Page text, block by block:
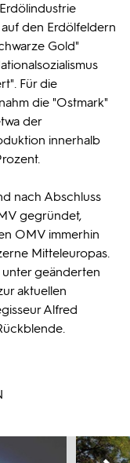
den Erdölfeldern
Gold"
Für die
die "Ostmark"
der
innerhalb
nach Abschluss
gegründet,
OMV immerhin
Mitteleuropas.
geänderten
aktuellen
Alfred